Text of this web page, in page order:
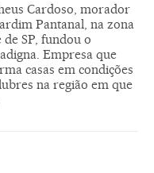
Cardoso, morador
Pantanal, na zona
de SP, fundou o
Empresa que
casas em condições
na região em que